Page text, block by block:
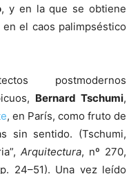
, y en la que se obtiene
el caos palimpséstico
postmodernos
Bernard Tschumi,
, en París, como fruto de
sin sentido. (Tschumi,
Arquitectura, nº 270,
24–51). Una vez leído